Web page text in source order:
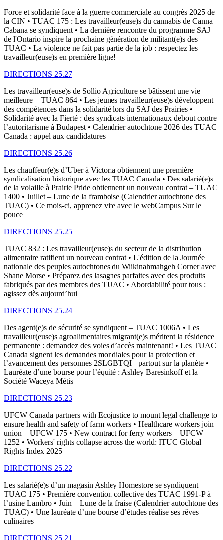
Force et solidarité face à la guerre commerciale au congrès 2025 de
la CIN • TUAC 175 : Les travailleur(euse)s du cannabis de Canna
Cabana se syndiquent • La dernière rencontre du programme SAJ
de l'Ontario inspire la prochaine génération de militant(e)s des
TUAC • La violence ne fait pas partie de la job : respectez les
travailleur(euse)s en première ligne!
DIRECTIONS 25.27
Les travailleur(euse)s de Sollio Agriculture se bâtissent une vie
meilleure – TUAC 864 • Les jeunes travailleur(euse)s développent
des compétences dans la solidarité lors du SAJ des Prairies •
Solidarité avec la Fierté : des syndicats internationaux debout contre
l’autoritarisme à Budapest • Calendrier autochtone 2026 des TUAC
Canada : appel aux candidatures
DIRECTIONS 25.26
Les chauffeur(e)s d’Uber à Victoria obtiennent une première
syndicalisation historique avec les TUAC Canada • Des salarié(e)s
de la volaille à Prairie Pride obtiennent un nouveau contrat – TUAC
1400 • Juillet – Lune de la framboise (Calendrier autochtone des
TUAC) • Ce mois-ci, apprenez vite avec le webCampus Sur le
pouce
DIRECTIONS 25.25
TUAC 832 : Les travailleur(euse)s du secteur de la distribution
alimentaire ratifient un nouveau contrat • L'édition de la Journée
nationale des peuples autochtones du Wiikinahmahgeh Corner avec
Shane Morse • Préparez des lasagnes parfaites avec des produits
fabriqués par des membres des TUAC • Abordabilité pour tous :
agissez dès aujourd’hui
DIRECTIONS 25.24
Des agent(e)s de sécurité se syndiquent – TUAC 1006A • Les
travailleur(euse)s agroalimentaires migrant(e)s méritent la résidence
permanente : demandez des voies d’accès maintenant! • Les TUAC
Canada signent les demandes mondiales pour la protection et
l’avancement des personnes 2SLGBTQI+ partout sur la planète •
Lauréate d’une bourse pour l’équité : Ashley Baresinkoff et la
Société Waceya Métis
DIRECTIONS 25.23
UFCW Canada partners with Ecojustice to mount legal challenge to
ensure health and safety of farm workers • Healthcare workers join
union – UFCW 175 • New contract for ferry workers – UFCW
1252 • Workers' rights collapse across the world: ITUC Global
Rights Index 2025
DIRECTIONS 25.22
Les salarié(e)s d’un magasin Ashley Homestore se syndiquent –
TUAC 175 • Première convention collective des TUAC 1991-P à
l’usine Lambro • Juin – Lune de la fraise (Calendrier autochtone des
TUAC) • Une lauréate d’une bourse d’études réalise ses rêves
culinaires
DIRECTIONS 25.21